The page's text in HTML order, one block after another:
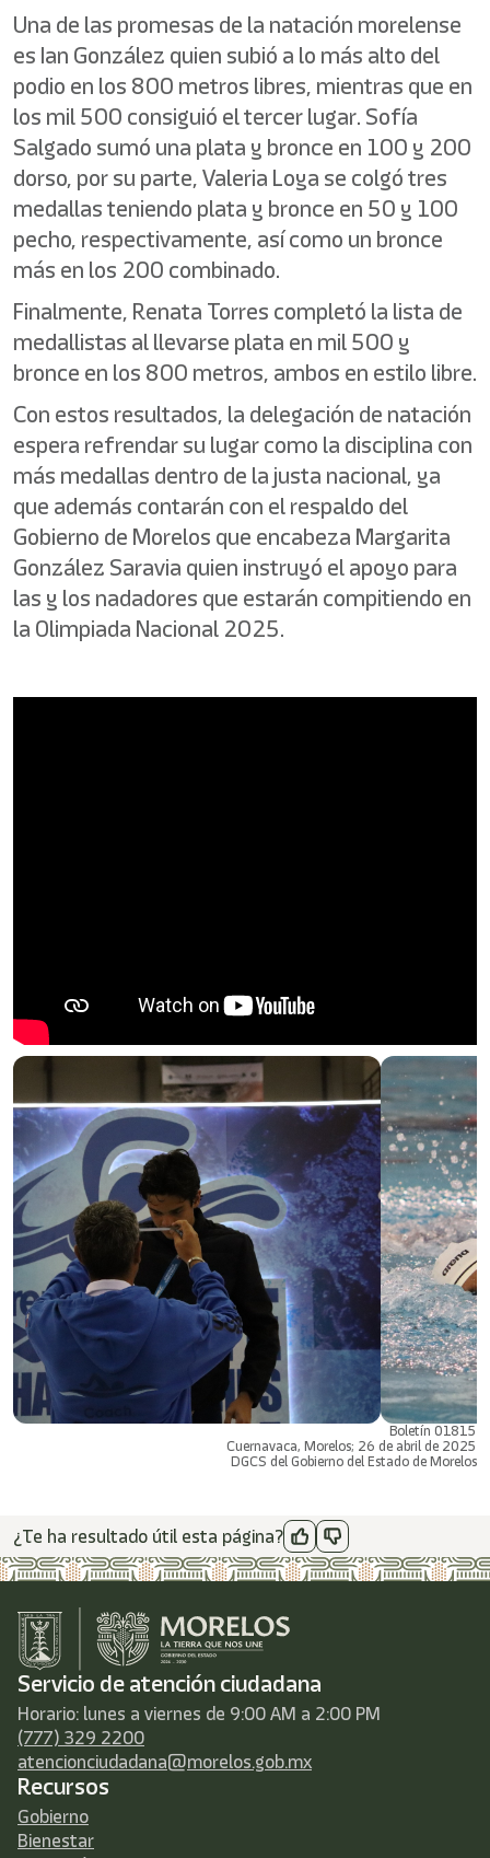
Una de las promesas de la natación morelense
es Ian González quien subió a lo más alto del
podio en los 800 metros libres, mientras que en
los mil 500 consiguió el tercer lugar. Sofía
Salgado sumó una plata y bronce en 100 y 200
dorso, por su parte, Valeria Loya se colgó tres
medallas teniendo plata y bronce en 50 y 100
pecho, respectivamente, así como un bronce
más en los 200 combinado.
Finalmente, Renata Torres completó la lista de
medallistas al llevarse plata en mil 500 y
bronce en los 800 metros, ambos en estilo libre.
Con estos resultados, la delegación de natación
espera refrendar su lugar como la disciplina con
más medallas dentro de la justa nacional, ya
que además contarán con el respaldo del
Gobierno de Morelos que encabeza Margarita
González Saravia quien instruyó el apoyo para
las y los nadadores que estarán compitiendo en
la Olimpiada Nacional 2025.
Boletín 01815
Cuernavaca, Morelos; 26 de abril de 2025
DGCS del Gobierno del Estado de Morelos
¿Te ha resultado útil esta página?
Servicio de atención ciudadana
Horario: lunes a viernes de 9:00 AM a 2:00 PM
(777) 329 2200
atencionciudadana@morelos.gob.mx
Recursos
Gobierno
Bienestar